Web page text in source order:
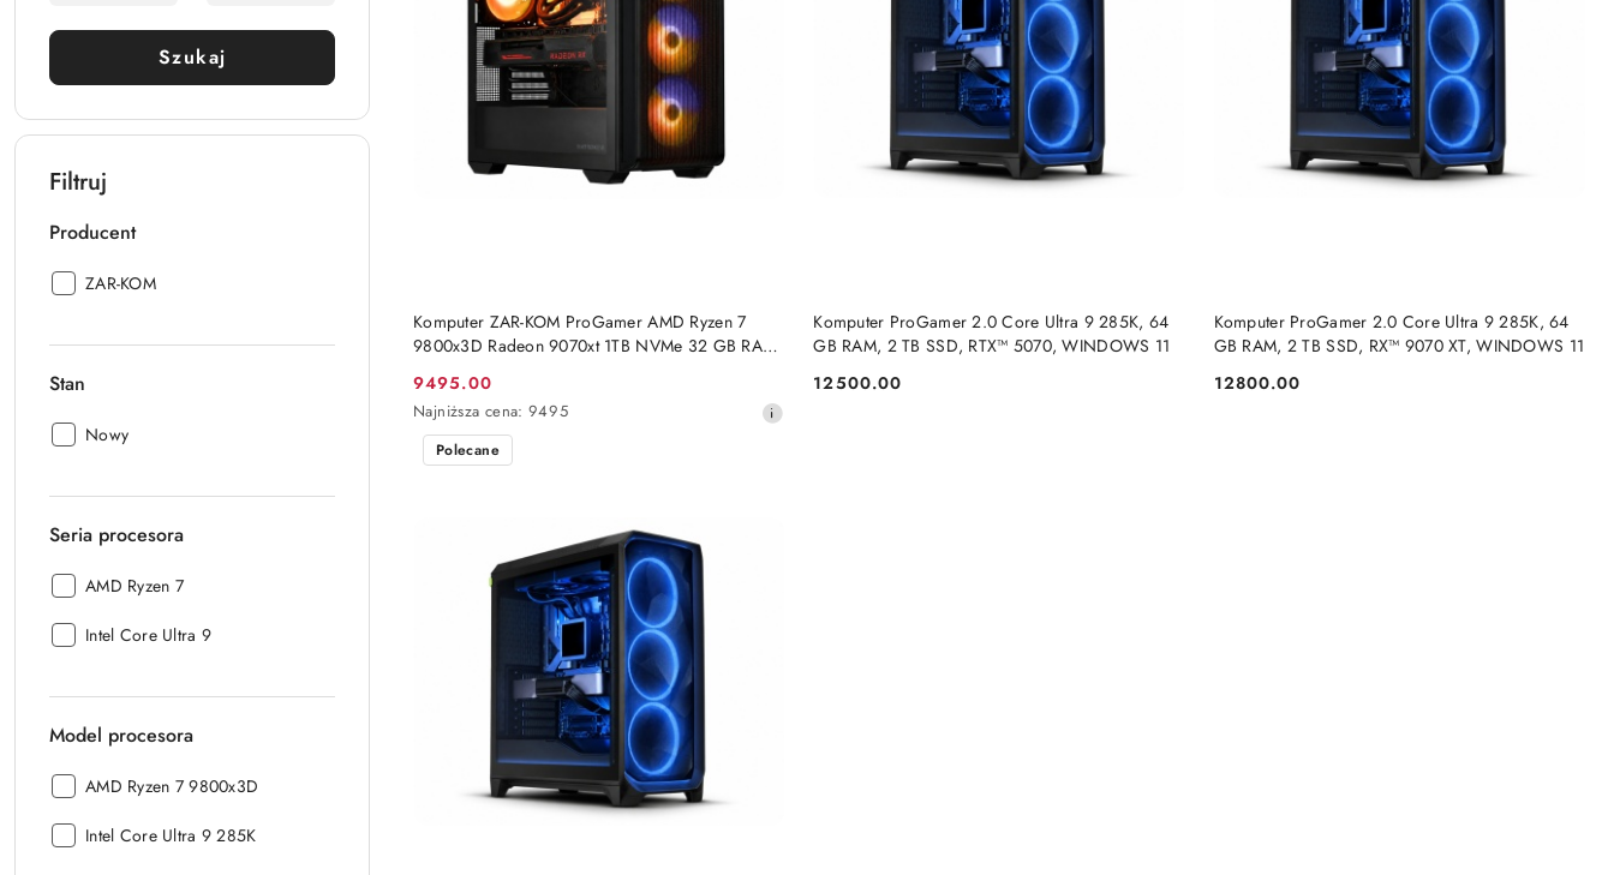
Szukaj
Filtruj
Producent
Producent:
ZAR-KOM
Stan
Stan:
Nowy
Seria procesora
Seria
AMD Ryzen 7
Seria
Intel Core Ultra 9
Model procesora
Model
AMD Ryzen 7 9800x3D
Model
Intel Core Ultra 9 285K
Komputer ZAR-KOM ProGamer AMD Ryzen 7
9800x3D Radeon 9070xt 1TB NVMe 32 GB RAM
Cena
promocyjna:
9495.00
Najniższa
cena
Najniższa cena: 9495
DO KOSZYKA
Komputer ProGamer 2.0 Core Ultra 9 285K, 64
GB RAM, 2 TB SSD, RTX™ 5070, WINDOWS 11
Cena:
12500.00
DO KOSZYKA
Komputer ProGamer 2.0 Core Ultra 9 285K, 64
GB RAM, 2 TB SSD, RX™ 9070 XT, WINDOWS 11
Cena:
12800.00
DO KOSZYKA
Polecane